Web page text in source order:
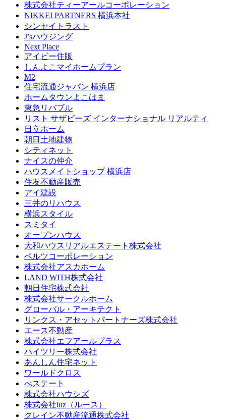
株式会社ティーアールコーポレーション
NIKKEI PARTNERS 横浜本社
シンセイトラスト
J’sハウジング
Next Place
アイビー住販
しんよこマイホームプラン
M2
住宅流通ジャパン 横浜店
ホームタウンよこはま
東急リバブル
リスト サザビーズ インターナショナル リアルティ
日立ホーム
朝日土地建物
シティネット
ナイスの仲介
ハウスメイトショップ 横浜店
住友不動産販売
アイ建設
三井のリハウス
横浜スタイル
スミタイ
オープンハウス
大和ハウスリアルエステート株式会社
ベルツコーポレーション
株式会社アスカホーム
LAND WITH株式会社
朝日住宅株式会社
株式会社サークルホーム
グローバル・アーキテクト
リンクス・アセットパートナーズ株式会社
エース不動産
株式会社エフアールプラス
ハイツリー株式会社
あんしん住宅ネット
ワールドクロス
べステート
株式会社ハウシズ
株式会社luz（ルース）
クレイン不動産流通株式会社